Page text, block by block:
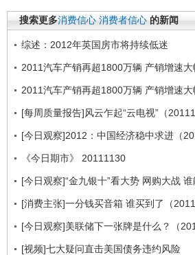
搜索更多消费信心 消费者信心 的新闻
综述：2012年英国房市将持续低迷
2011汽车产销再超1800万辆 产销增速大
2011汽车产销再超1800万辆 产销增速大
[每周质量报告]风云乍起“云电视”（
[今日观察]2012：中国经济稳中求进（
《今日期市》 20111130
[今日观察]“金九银十”看大势 网购大战
[消费主张]一分钱买音箱 谁买到了（
[今日观察]美联储下一张牌是什么？（
[视频]七大疑问直击美国债务违约风险